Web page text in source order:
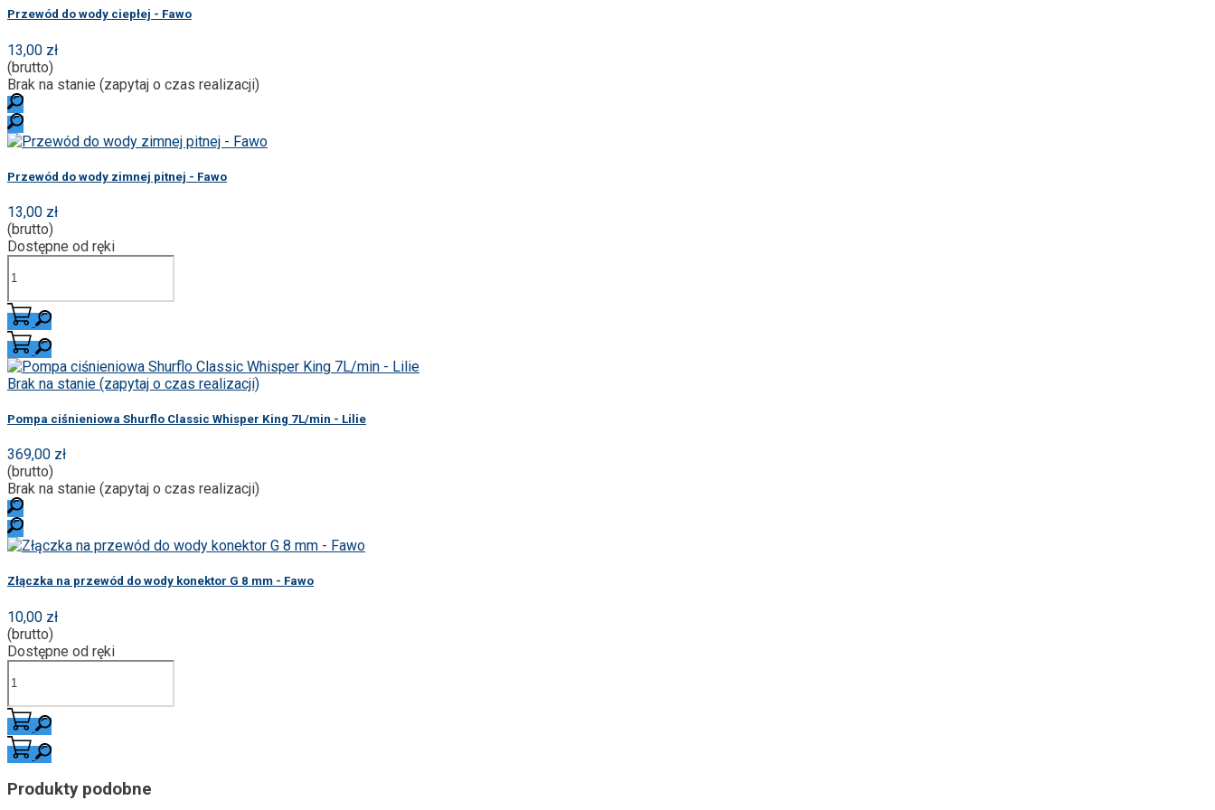
Przewód do wody ciepłej - Fawo
13,00 zł
(brutto)
Brak na stanie (zapytaj o czas realizacji)
Przewód do wody zimnej pitnej - Fawo
13,00 zł
(brutto)
Dostępne od ręki
Brak na stanie (zapytaj o czas realizacji)
Pompa ciśnieniowa Shurflo Classic Whisper King 7L/min - Lilie
369,00 zł
(brutto)
Brak na stanie (zapytaj o czas realizacji)
Złączka na przewód do wody konektor G 8 mm - Fawo
10,00 zł
(brutto)
Dostępne od ręki
Produkty podobne